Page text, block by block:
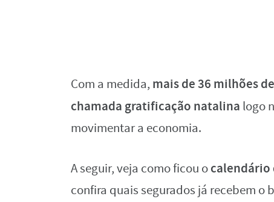
Com a medida, mais de 36 milhões
chamada gratificação natalina logo
movimentar a economia.
A seguir, veja como ficou ocalendário
confira quais segurados já recebem o